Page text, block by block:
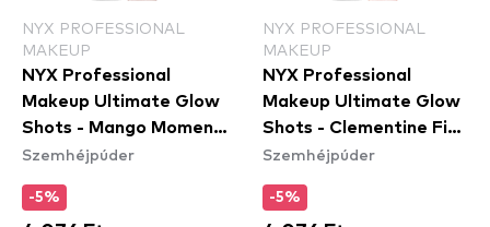
NYX PROFESSIONAL
MAKEUP
NYX Professional
Makeup Ultimate Glow
Shots - Mango Moment
(UGS09) -
Szemhéjpúder
-5%
NYX PROFESSIONAL
MAKEUP
NYX Professional
Makeup Ultimate Glow
Shots - Clementine Fine
(UGS011) -
Szemhéjpúder
-5%